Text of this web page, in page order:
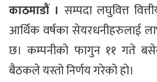
काठमाडौं । सम्पदा लघुवित्त
आर्थिक वर्षका सेयरधनीहरुलाई
छ। कम्पनीको फागुन ११ गते
बैठकले यस्तो निर्णय गरेको हो।